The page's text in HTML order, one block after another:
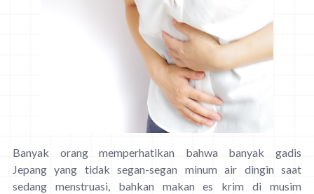
Banyak orang memperhatikan bahwa banyak gadis
Jepang yang tidak segan-segan minum air dingin saat
sedang menstruasi, bahkan makan es krim di musim